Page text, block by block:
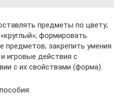
предметы по цвету;
формировать
предметов; закрепить умения
игровые действия с
с их свойствами (форма).